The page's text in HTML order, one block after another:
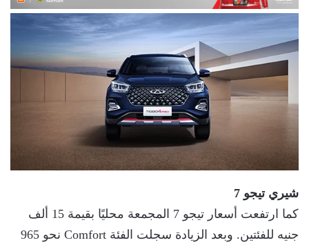
شيري تيجو
كما ارتفعت أسعار تيجو 7 المجمعة محليًا بقيمة 15 ألف
جنيه للفئتين. وبعد الزيادة سجلت الفئة Comfort نحو 965